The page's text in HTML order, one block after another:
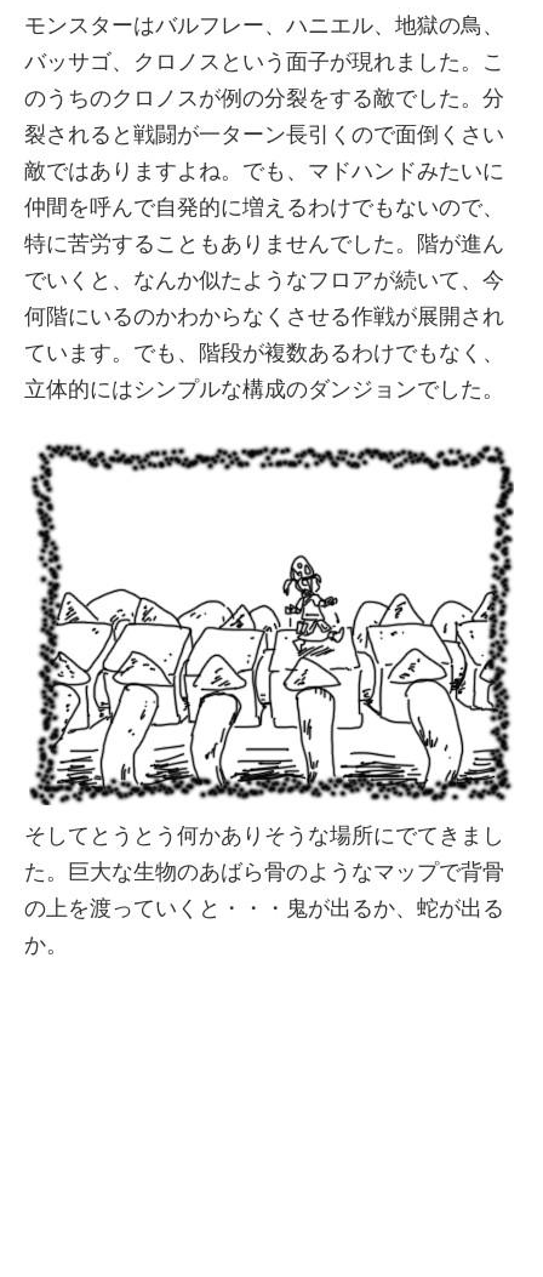
モンスターはバルフレー、ハニエル、地獄の鳥、
バッサゴ、クロノスという面子が現れました。こ
のうちのクロノスが例の分裂をする敵でした。分
裂されると戦闘が一ターン長引くので面倒くさい
敵ではありますよね。でも、マドハンドみたいに
仲間を呼んで自発的に増えるわけでもないので、
特に苦労することもありませんでした。階が進ん
でいくと、なんか似たようなフロアが続いて、今
何階にいるのかわからなくさせる作戦が展開され
ています。でも、階段が複数あるわけでもなく、
立体的にはシンプルな構成のダンジョンでした。
そしてとうとう何かありそうな場所にでてきまし
た。巨大な生物のあばら骨のようなマップで背骨
の上を渡っていくと・・・鬼が出るか、蛇が出る
か。